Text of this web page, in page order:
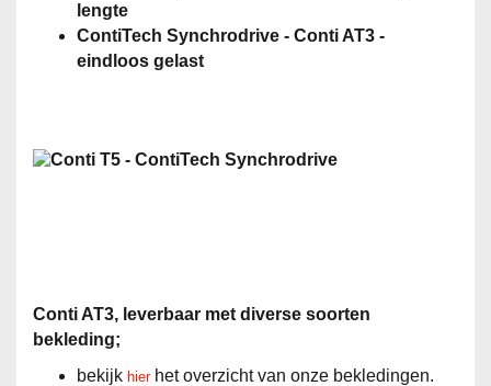
lengte
ContiTech Synchrodrive - Conti AT3 -
eindloos gelast
Conti AT3, leverbaar met diverse soorten
bekleding;
bekijk hierhet overzicht van onze bekledingen.